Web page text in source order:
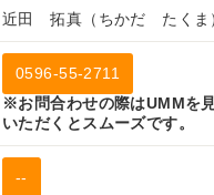
近田 拓真（ちかだ たくま
0596-55-2711
※お問合わせの際はUMMを
いただくとスムーズです。
--